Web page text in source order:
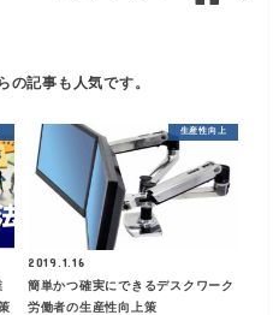
の記事も人気です。
生産性向上
2019.1.16
簡単かつ確実にできるデスクワーク
労働者の生産性向上策